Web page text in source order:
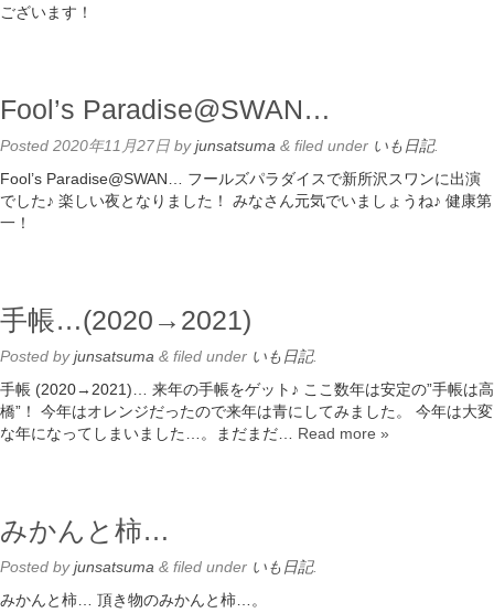
ございます！
Fool’s Paradise@SWAN…
Posted 2020年11月27日 byjunsatsuma & filed under いも日記.
Fool’s Paradise@SWAN… フールズパラダイスで新所沢スワンに出演
でした♪ 楽しい夜となりました！ みなさん元気でいましょうね♪ 健康第
一！
手帳…(2020→2021)
Posted byjunsatsuma & filed under いも日記.
手帳 (2020→2021)… 来年の手帳をゲット♪ ここ数年は安定の”手帳は高
橋”！ 今年はオレンジだったので来年は青にしてみました。 今年は大変
な年になってしまいました…。まだまだ… Read more »
みかんと柿…
Posted byjunsatsuma & filed under いも日記.
みかんと柿… 頂き物のみかんと柿…。